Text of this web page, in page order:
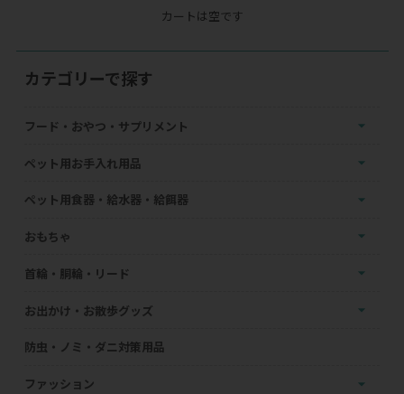
カートは空です
カテゴリーで探す
フード・おやつ・サプリメント
ペット用お手入れ用品
ペット用食器・給水器・給餌器
おもちゃ
首輪・胴輪・リード
お出かけ・お散歩グッズ
防虫・ノミ・ダニ対策用品
ファッション